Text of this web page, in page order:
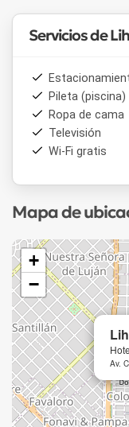
con una carta que
Servicios de
Pileta
Ropa de cama
Televisión
Wi-Fi gratis
Mapa de
Av.
+
−